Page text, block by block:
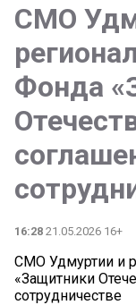
СМО
Фонда
16:28 21.05.2026 16+
СМО Удмуртии и
«Защитники
сотрудничестве